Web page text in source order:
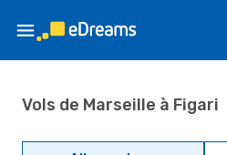
Vols de Marseille à Figari